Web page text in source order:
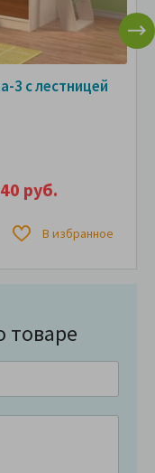
3 с лестницей
руб.
В избранное
товаре